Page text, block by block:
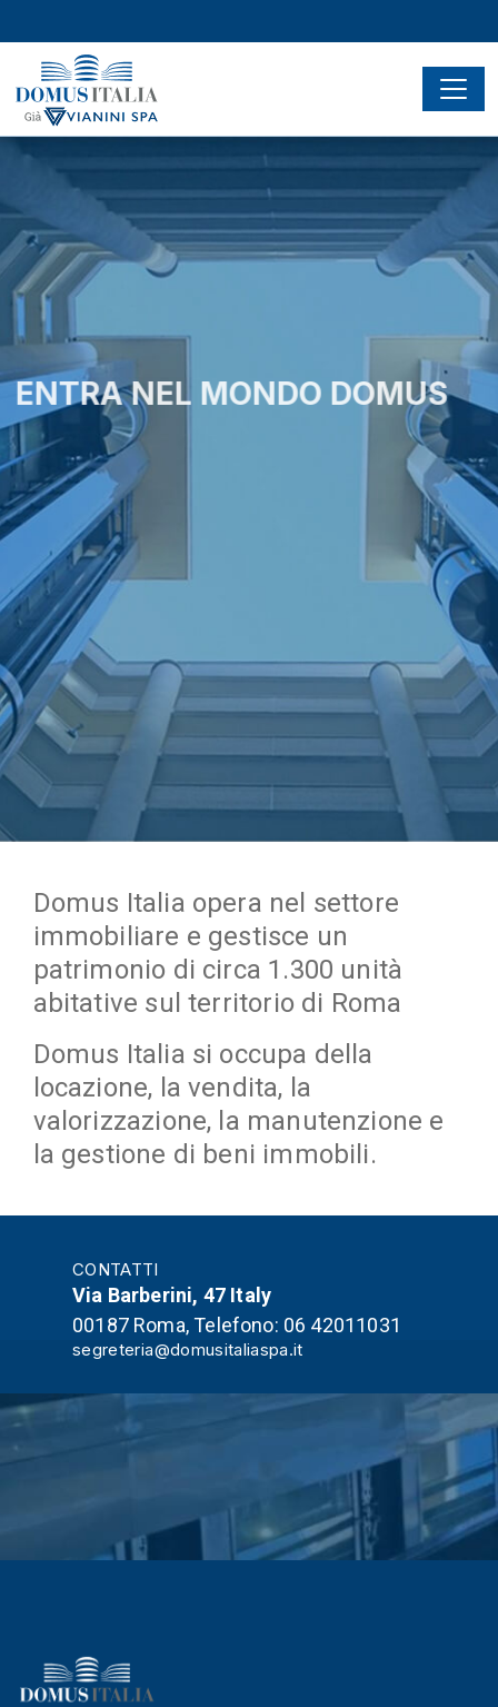
e sei subito a casa
ENTRA NEL MONDO DOMUS
Domus Italia opera nel settore
immobiliare e gestisce un
patrimonio di circa 1.300 unità
abitative sul territorio di Roma
Domus Italia si occupa della
locazione, la vendita, la
valorizzazione, la manutenzione e
la gestione di beni immobili.
CONTATTI
Via Barberini, 47 Italy
00187 Roma, Telefono: 06 42011031
segreteria@domusitaliaspa.it